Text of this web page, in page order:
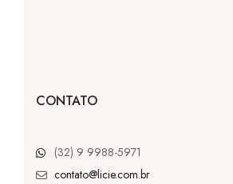
CONTATO
(32) 9 9988-5971
contato@licie.com.br